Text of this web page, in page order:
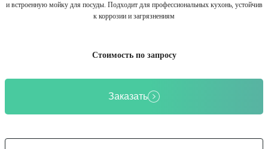
и встроенную мойку для посуды. Подходит для профессиональных кухонь, устойчив
к коррозии и загрязнениям
Стоимость по запросу
Заказать